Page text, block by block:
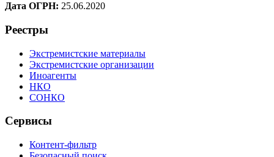
Дата ОГРН: 25.06.2020
Реестры
Экстремистские материалы
Экстремистские организации
Иноагенты
НКО
СОНКО
Сервисы
Контент-фильтр